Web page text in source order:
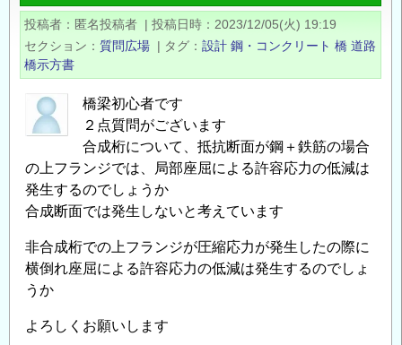
究
テ
ー
マ
の
公
に
つ
い
の
最
鉄
筋
量
の
投稿者 匿名投稿者 | 投稿日時
2023/12/05(火) 19:19
セクション
質問広場 | タグ 設計 鋼・コンクリート 橋 道路
橋示方書
橋梁初心者です
２点質問がございます
合成桁について、抵抗断面が鋼＋鉄筋の場合
の上フランジでは、局部座屈による許容応力の低減は
発生するのでしょうか
合成断面では発生しないと考えています
非合成桁での上フランジが圧縮応力が発生したの際に
横倒れ座屈による許容応力の低減は発生するのでしょ
うか
よろしくお願いします